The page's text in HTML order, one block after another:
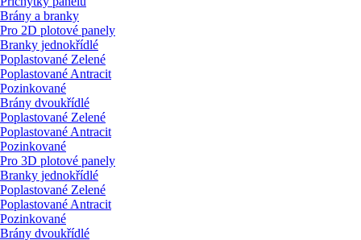
Brány a branky
Pro 2D plotové panely
Branky jednokřídlé
Poplastované Zelené
Poplastované Antracit
Pozinkované
Brány dvoukřídlé
Poplastované Zelené
Poplastované Antracit
Pozinkované
Pro 3D plotové panely
Branky jednokřídlé
Poplastované Zelené
Poplastované Antracit
Pozinkované
Brány dvoukřídlé